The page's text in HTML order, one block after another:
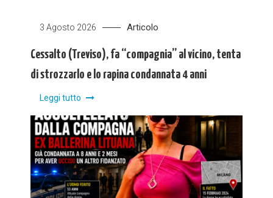
3 Agosto 2026 Articolo
Cessalto (Treviso), fa “compagnia” al vicino, tenta
di strozzarlo e lo rapina condannata 4 anni
Leggi tutto